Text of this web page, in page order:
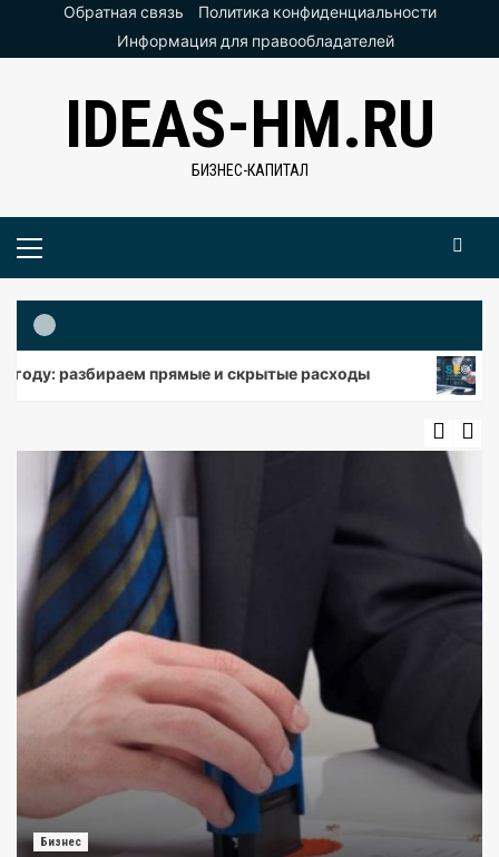
ПерейтиОбратная связь
Политика конфиденциальности
Информация для правообладателей
IDEAS-HM.RU
БИЗНЕС-КАПИТАЛ
Основное
прямые и скрытые расходы SEO-
Бизнес